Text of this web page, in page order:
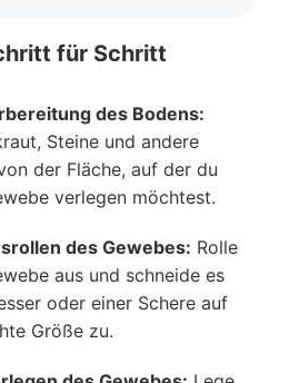
für Schritt
des Bodens:
Steine und andere
der Fläche, auf der du
verlegen möchtest.
des Gewebes: Rolle
aus und schneide es
oder einer Schere auf
Größe zu.